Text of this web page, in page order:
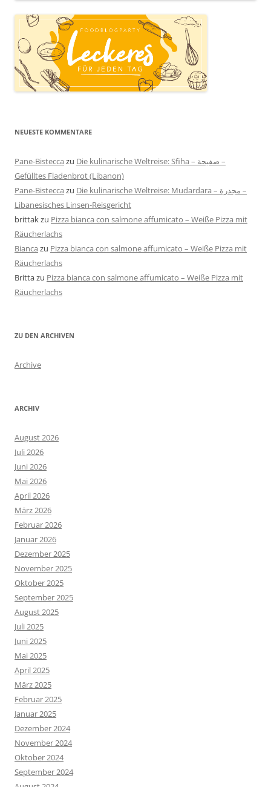
NEUESTE KOMMENTARE
Pane-Bistecca zu Die kulinarische Weltreise: Sfiha – صفيحة –
Gefülltes Fladenbrot (Libanon)
Pane-Bistecca zu Die kulinarische Weltreise: Mudardara – مجدرة –
Libanesisches Linsen-Reisgericht
brittakzu Pizza bianca con salmone affumicato – Weiße Pizza mit
Räucherlachs
Bianca zu Pizza bianca con salmone affumicato – Weiße Pizza mit
Räucherlachs
Brittazu Pizza bianca con salmone affumicato – Weiße Pizza mit
Räucherlachs
ZU DEN ARCHIVEN
Archive
ARCHIV
August 2026
Juli 2026
Juni 2026
Mai 2026
April 2026
März 2026
Februar 2026
Januar 2026
Dezember 2025
November 2025
Oktober 2025
September 2025
August 2025
Juli 2025
Juni 2025
Mai 2025
April 2025
März 2025
Februar 2025
Januar 2025
Dezember 2024
November 2024
Oktober 2024
September 2024